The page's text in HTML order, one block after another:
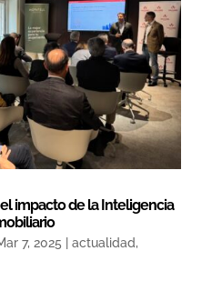
impacto de la Inteligencia
7, 2025 | actualidad,